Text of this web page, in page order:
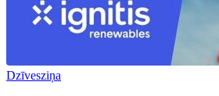
Dzīvesziņa